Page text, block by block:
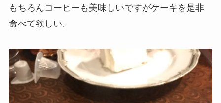
もちろんコーヒーも美味しいですがケーキを是非
食べて欲しい。